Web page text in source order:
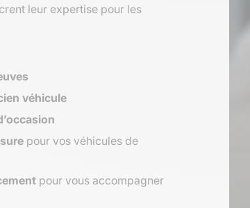
leur expertise pour les
véhicule
pour vos véhicules de
pour vous accompagner